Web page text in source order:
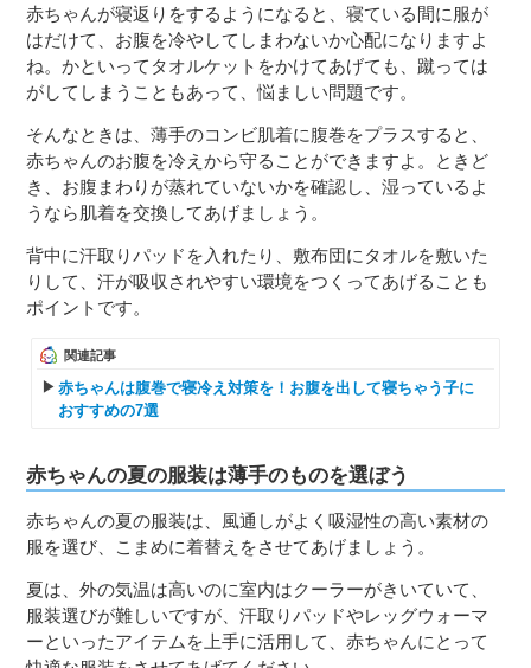
赤ちゃんが寝返りをするようになると、寝ている間に服が
はだけて、お腹を冷やしてしまわないか心配になりますよ
ね。かといってタオルケットをかけてあげても、蹴っては
がしてしまうこともあって、悩ましい問題です。
そんなときは、薄手のコンビ肌着に腹巻をプラスすると、
赤ちゃんのお腹を冷えから守ることができますよ。ときど
き、お腹まわりが蒸れていないかを確認し、湿っているよ
うなら肌着を交換してあげましょう。
背中に汗取りパッドを入れたり、敷布団にタオルを敷いた
りして、汗が吸収されやすい環境をつくってあげることも
ポイントです。
関連記事
赤ちゃんは腹巻で寝冷え対策を！お腹を出して寝ちゃう子に
おすすめの7選
赤ちゃんの夏の服装は薄手のものを選ぼう
赤ちゃんの夏の服装は、風通しがよく吸湿性の高い素材の
服を選び、こまめに着替えをさせてあげましょう。
夏は、外の気温は高いのに室内はクーラーがきいていて、
服装選びが難しいですが、汗取りパッドやレッグウォーマ
ーといったアイテムを上手に活用して、赤ちゃんにとって